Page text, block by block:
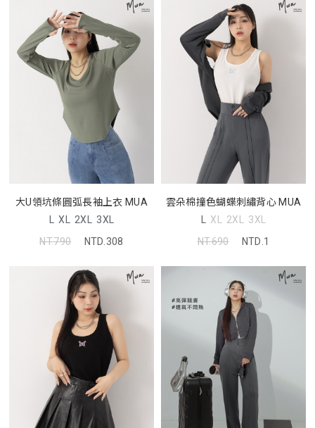
大U領坑條圓弧長袖上衣 MUA
L XL 2XL 3XL
NT.790
NTD.308
雲朵棉撞色蝴蝶刺繡背心 MUA
L XL 2XL 3XL
NT.690
NTD.1